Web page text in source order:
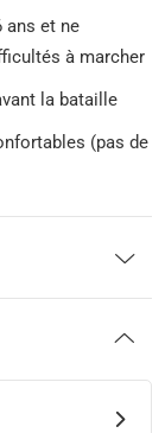
ans et ne
à marcher
la bataille
(pas de